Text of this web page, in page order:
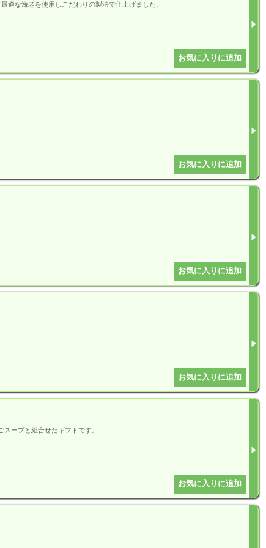
適な海老を使用しこだわりの製法で仕上げました。
ープと組合せたギフトです。